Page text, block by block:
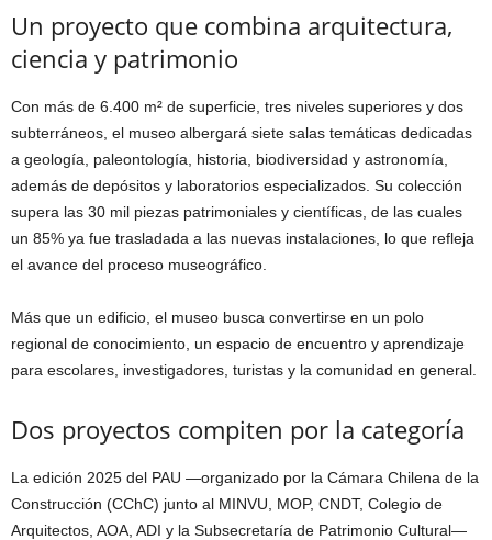
Un proyecto que combina arquitectura,
ciencia y patrimonio
Con más de 6.400 m² de superficie, tres niveles superiores y dos
subterráneos, el museo albergará siete salas temáticas dedicadas
a geología, paleontología, historia, biodiversidad y astronomía,
además de depósitos y laboratorios especializados. Su colección
supera las 30 mil piezas patrimoniales y científicas, de las cuales
un 85% ya fue trasladada a las nuevas instalaciones, lo que refleja
el avance del proceso museográfico.
Más que un edificio, el museo busca convertirse en un polo
regional de conocimiento, un espacio de encuentro y aprendizaje
para escolares, investigadores, turistas y la comunidad en general.
Dos proyectos compiten por la categoría
La edición 2025 del PAU —organizado por la Cámara Chilena de la
Construcción (CChC) junto al MINVU, MOP, CNDT, Colegio de
Arquitectos, AOA, ADI y la Subsecretaría de Patrimonio Cultural—